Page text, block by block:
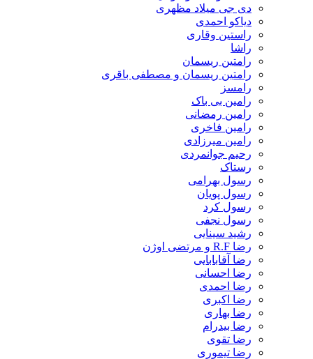
دی جی میلاد مظهری
دیاکو احمدی
راستین وقاری
راشا
رامتین ریسمان
رامتین ریسمان و مصطفی باقری
رامسز
رامین بی باک
رامین رمضانی
رامین فاخری
رامین میرزادی
رحیم جوانمردی
رستاک
رسول بهرامی
رسول پویان
رسول کرد
رسول نجفی
رشید سینایی
رضا R.F و مرتضی اوژن
رضا آقابابایی
رضا احسانی
رضا احمدی
رضا اکبری
رضا بهاری
رضا بیدرام
رضا تقوی
رضا تیموری